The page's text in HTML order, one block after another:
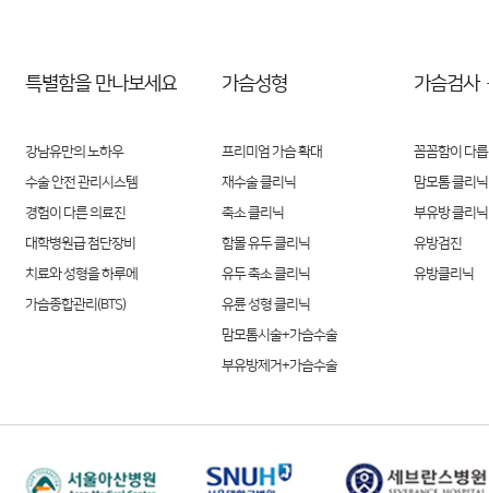
특별함을 만나보세요
강남유만의 노하우
수술 안전 관리시스템
경험이 다른 의료진
대학병원급 첨단장비
치료와 성형을 하루에
가슴종합관리(BTS)
가슴성형
프리미엄 가슴 확대
재수술 클리닉
축소 클리닉
함몰 유두 클리닉
유두 축소 클리닉
유륜 성형 클리닉
맘모톰시술+가슴수술
부유방제거+가슴수술
가슴검사
꼼꼼함이 다
맘모톰 클리닉
부유방 클리닉
유방검진
유방클리닉